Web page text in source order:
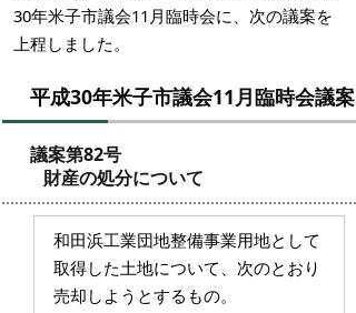
30年米子市議会11月臨時会に、次の議案を
上程しました。
平成30年米子市議会11月臨時会議案
議案第82号
財産の処分について
和田浜工業団地整備事業用地として
取得した土地について、次のとおり
売却しようとするもの。